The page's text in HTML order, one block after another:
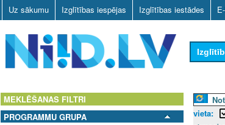
Uz sākumu Izglītības iespējas Izglītības iestādes
MEKLĒŠANAS FILTRI
PROGRAMMU GRUPA
vieta: